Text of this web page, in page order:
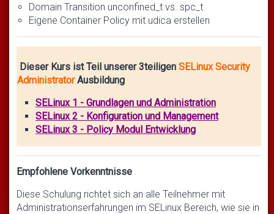
Domain Transition unconfined_t vs. spc_t
Eigene Container Policy mit udica erstellen
Dieser Kurs ist Teil unserer 3teiligen SELinux Security
AdministratorAusbildung
SELinux 1 - Grundlagen und Administration
SELinux 2 - Konfiguration und Management
SELinux 3 - Policy Modul Entwicklung
Empfohlene Vorkenntnisse
Diese Schulung richtet sich an alle Teilnehmer mit
Administrationserfahrungen im SELinux Bereich, wie sie in